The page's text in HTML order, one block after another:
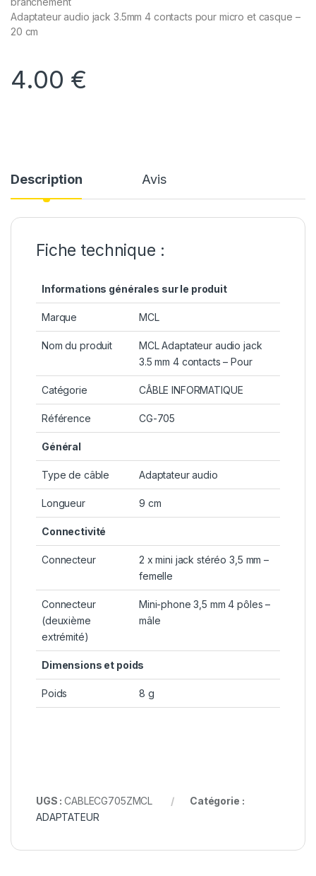
Adaptateur audio jack 3.5mm 4 contacts pour micro et casque –
20 cm
4.00 €
Description Avis
Fiche technique :
Informations générales sur le produit
Marque MCL
Nom du produit
MCL Adaptateur audio jack
3.5 mm 4 contacts – Pour
Catégorie CÂBLE INFORMATIQUE
Référence CG-705
Général
Type de câble Adaptateur audio
Longueur 9 cm
Connectivité
Connecteur
2 x mini jack stéréo 3,5 mm –
femelle
Connecteur
(deuxième
extrémité)
Mini-phone 3,5 mm 4 pôles –
mâle
Dimensions et poids
Poids 8 g
UGS :CABLECG705ZMCL
Catégorie :
ADAPTATEUR